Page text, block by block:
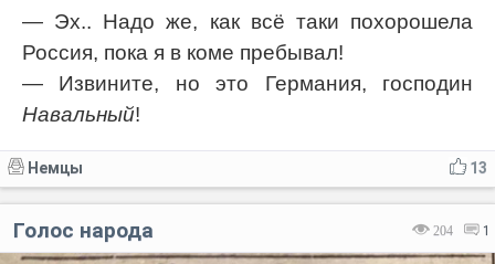
— Эх.. Надо же, как всё таки похорошела
Россия, пока я в коме пребывал!
— Извините, но это Германия, господин
Навальный!
13
Немцы
204 1
Голос народа